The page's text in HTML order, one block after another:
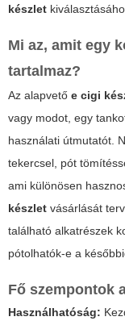
készlet
Mi az, amit egy
tartalmaz?
Az alapvető e cigi
vagy modot, egy
használati útmutatót.
tekercsel, pót
ami különösen
készlet vásárlását
található alkatrészek
pótolhatók-e a
Fő szempontok
Használhatóság: